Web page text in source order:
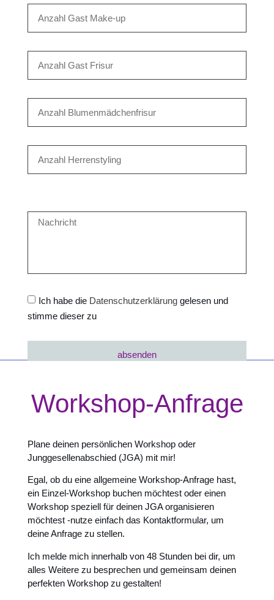
Ich habe die Datenschutzerklärunggelesen und
stimme dieser zu
absenden
Workshop-Anfrage
Plane deinen persönlichen Workshop oder
Junggesellenabschied (JGA) mit mir!
Egal, ob du eine allgemeine Workshop-Anfrage hast,
ein Einzel-Workshop buchen möchtest oder einen
Workshop speziell für deinen JGA organisieren
möchtest -nutze einfach das Kontaktformular, um
deine Anfrage zu stellen.
Ich melde mich innerhalb von 48 Stunden bei dir, um
alles Weitere zu besprechen und gemeinsam deinen
perfekten Workshop zu gestalten!